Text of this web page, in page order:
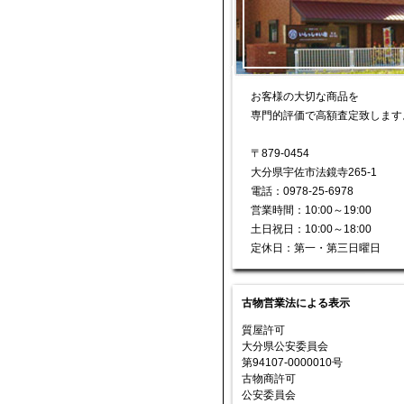
お客様の大切な商品を
専門的評価で高額査定致しま
〒879-0454
大分県宇佐市法鏡寺265-1
電話：0978-25-6978
営業時間：10:00～19:00
土日祝日：10:00～18:00
定休日：第一・第三日曜日
古物営業法による表示
質屋許可
大分県公安委員会
第94107-0000010号
古物商許可
公安委員会